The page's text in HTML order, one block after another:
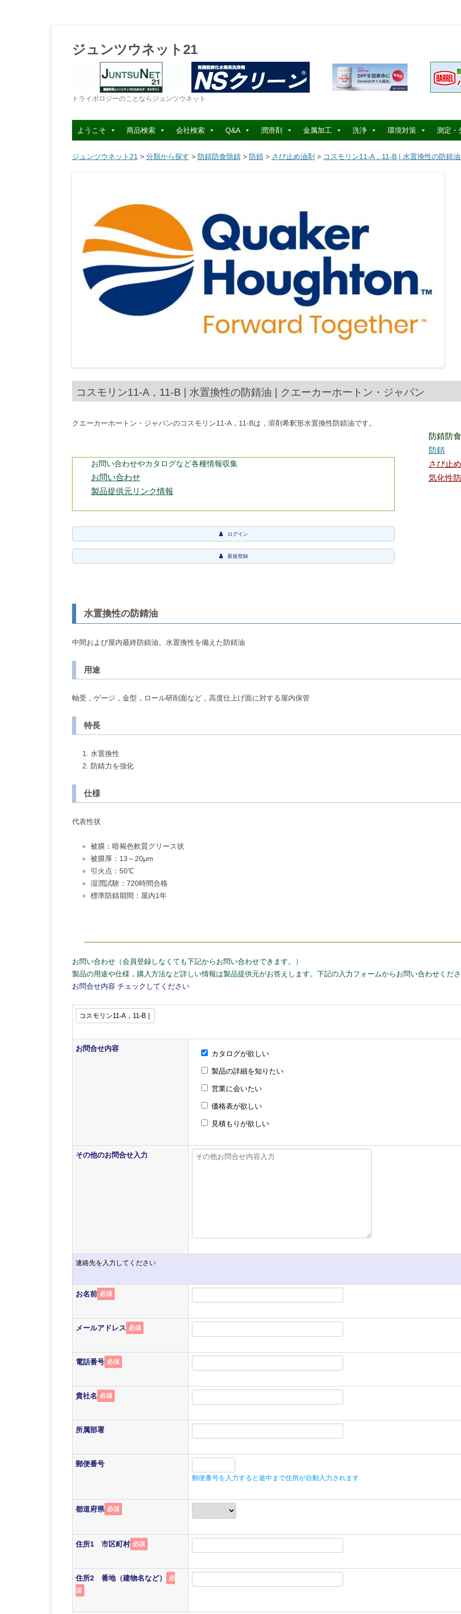
ジュンツウネット21
トライボロジーのことならジュンツウネット
コ
ン
テ
ン
へ
ようこそ 商品検索 会社検索 Q&A 潤滑剤 金属加工 洗浄 環境対策 測定・
ジュンツウネット21 > 分類から探す > 防錆防食除錆> 防錆> さび止め油剤 > コスモリン11-A，11-B | 水置換性の防錆
コスモリン11-A，11-B | 水置換性の防錆油 | クエーカーホートン・ジャパン
クエーカーホートン・ジャパンのコスモリン11-A，11-Bは，溶剤希釈形水置換性防錆油です。
お問い合わせやカタログなど各種情報収集
お問い合わせ
製品提供元リンク情報
ログイン
新規登録
防錆防
防錆
さび止
気化性
水置換性の防錆油
中間および屋内最終防錆油。水置換性を備えた防錆油
用途
軸受，ゲージ，金型，ロール研削面など，高度仕上げ面に対する屋内保管
特長
水置換性
防錆力を強化
仕様
代表性状
被膜：暗褐色軟質グリース状
被膜厚：13～20μm
引火点：50℃
湿潤試験：720時間合格
標準防錆期間：屋内1年
お問い合わせ（会員登録しなくても下記からお問い合わせできます。）
製品の用途や仕様，購入方法など詳しい情報は製品提供元がお答えします。下記の入力フォームからお問い合わせくだ
お問合せ内容 チェックしてください
お問合せ内容
カタログが欲しい
製品の詳細を知りたい
営業に会いたい
価格表が欲しい
見積もりが欲しい
その他のお問合せ入力
連絡先を入力してください
お名前 必須
メールアドレス 必須
電話番号 必須
貴社名 必須
所属部署
郵便番号
郵便番号を入力すると途中まで住所が自動入力されます
都道府県 必須
住所1 市区町村 必須
住所2 番地（建物名など）
必
須